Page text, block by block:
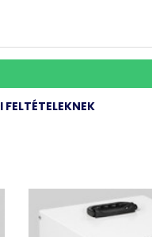
FELTÉTELEKNEK